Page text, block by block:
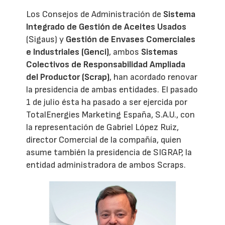
Los Consejos de Administración de Sistema
Integrado de Gestión de Aceites Usados
(Sigaus) y Gestión de Envases Comerciales
e Industriales (Genci), ambos Sistemas
Colectivos de Responsabilidad Ampliada
del Productor (Scrap), han acordado renovar
la presidencia de ambas entidades. El pasado
1 de julio ésta ha pasado a ser ejercida por
TotalEnergies Marketing España, S.A.U., con
la representación de Gabriel López Ruiz,
director Comercial de la compañía, quien
asume también la presidencia de SIGRAP, la
entidad administradora de ambos Scraps.